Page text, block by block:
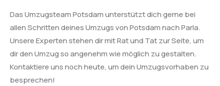
Das Umzugsteam Potsdam unterstützt dich gerne bei
allen Schritten deines Umzugs von Potsdam nach Parla.
Unsere Experten stehen dir mit Rat und Tat zur Seite, um
dir den Umzug so angenehm wie möglich zu gestalten.
Kontaktiere uns noch heute, um dein Umzugsvorhaben zu
besprechen!